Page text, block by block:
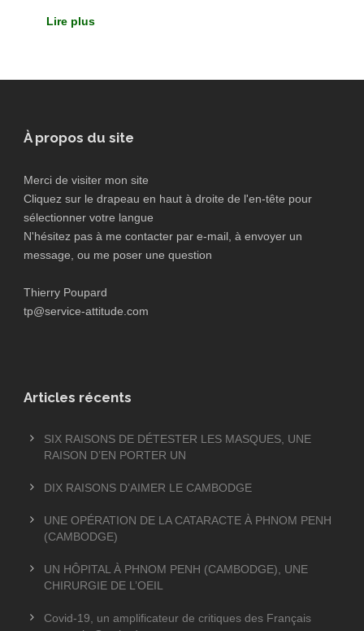
Lire plus
À propos du site
Merci de visiter mon site
Cliquez sur le drapeau en haut à droite de l'en-tête pour
sélectionner votre langue
N'hésitez pas à me contacter par e-mail, à envoyer un
message, ou me poser une question
Thierry Poupard
tp@service-attitude.com
Articles récents
SIX RAISONS DE DÉTESTER LES MASQUES, UNE
RAISON D’EN PORTER UN
DIX RAISONS D’AIMER LE CAMBODGE
UNE OPÉRATION DE LA CATARACTE À PHNOM PENH
(CAMBODGE)
UN HÔPITAL À PHNOM PENH (CAMBODGE), UNE
CHIRURGIE DE L’OEIL
Covid-19, un amplificateur de critiques des Français